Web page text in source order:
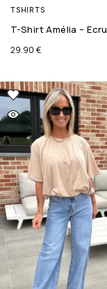
TSHIRTS
T-Shirt Amélia – Ecru
29.90 €